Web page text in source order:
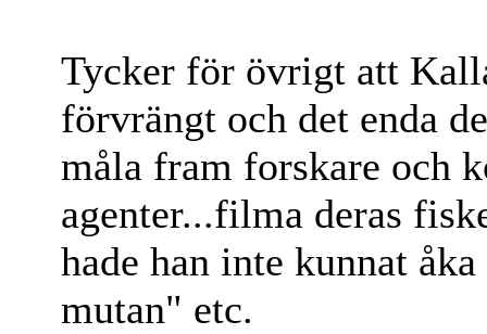
Tycker för övrigt att
förvrängt och det enda
måla fram forskare och
agenter...filma deras
hade han inte kunnat
mutan" etc.